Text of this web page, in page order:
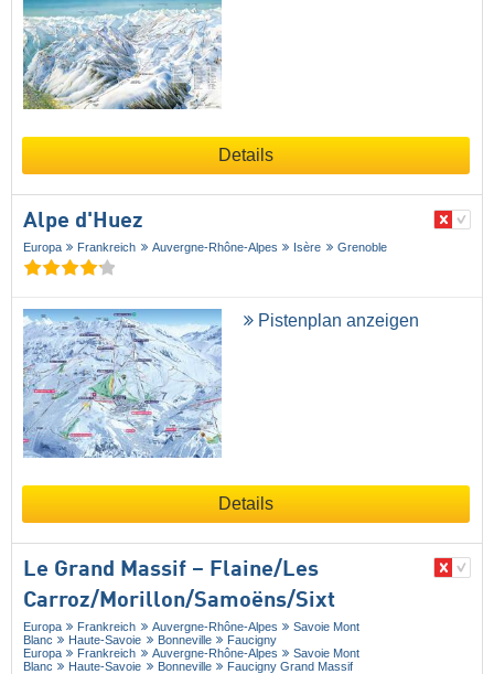
Details
Alpe d'Huez
Europa Frankreich Auvergne-Rhône-Alpes Isère Grenoble
Pistenplan anzeigen
Details
Le Grand Massif – Flaine/​Les
Carroz/​Morillon/​Samoëns/​Sixt
Europa Frankreich Auvergne-Rhône-Alpes
Savoie Mont
Blanc
Haute-Savoie Bonneville
Faucigny
Europa
Frankreich Auvergne-Rhône-Alpes
Savoie Mont
Blanc
Haute-Savoie Bonneville Faucigny Grand Massif